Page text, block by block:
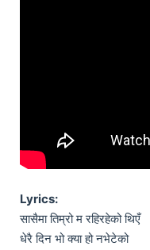
Lyrics:
सासैमा तिम्रो म रहिरहेको थिएँ
धेरै दिन भो क्या हो नभेटेको